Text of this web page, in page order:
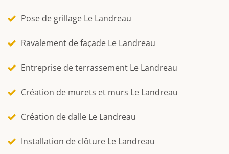
Pose de grillage Le Landreau
Ravalement de façade Le Landreau
Entreprise de terrassement Le Landreau
Création de murets et murs Le Landreau
Création de dalle Le Landreau
Installation de clôture Le Landreau